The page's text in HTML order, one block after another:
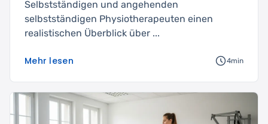
Selbstständigen und angehenden
selbstständigen Physiotherapeuten einen
realistischen Überblick über ...
Mehr lesen 4min